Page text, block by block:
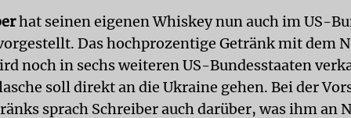
hat seinen eigenen Whiskey nun auch im US-
Das hochprozentige Getränk mit dem
noch in sechs weiteren US-Bundesstaaten
soll direkt an die Ukraine gehen. Bei der
sprach Schreiber auch darüber, was ihm an